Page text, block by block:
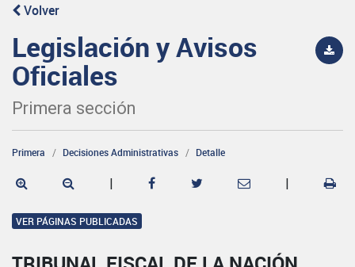
Volver
Legislación y Avisos
Oficiales
Primera sección
Primera Decisiones Administrativas Detalle
| |
VER PÁGINAS PUBLICADAS